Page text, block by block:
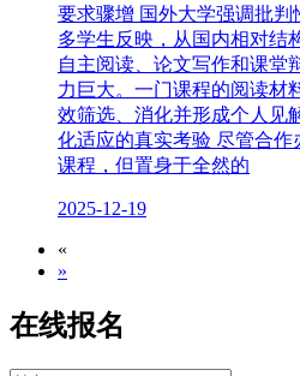
要求骤增 国外大学强调批
多学生反映，从国内相对结
自主阅读、论文写作和课堂
力巨大。一门课程的阅读材
效筛选、消化并形成个人见
化适应的真实考验 尽管合
课程，但置身于全然的
2025-12-19
«
»
在线报名